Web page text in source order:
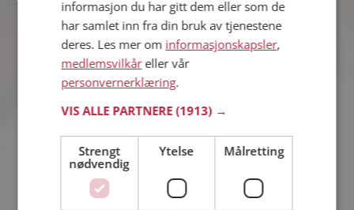
46%
21% Nei
VIS MER
informasjon du har gitt dem eller som de
har samlet inn fra din bruk av tjenestene
deres. Les mer om informasjonskapsler,
medlemsvilkåreller vår
personvernerklæring.
VIS ALLE PARTNERE(1913) →
Strengt
nødvendig
Ytelse Målretting